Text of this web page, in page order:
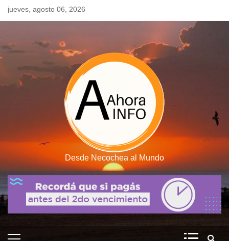
Skipjueves, agosto 06, 2026
Desde Necochea al Mundo